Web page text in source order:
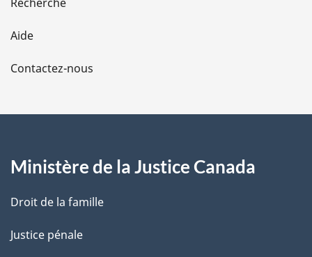
l
a
e
Aide
Contactez-nous
Ministère de la Justice Canada
Droit de la famille
Justice pénale